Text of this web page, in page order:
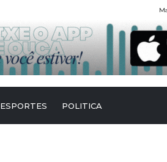
ESPORTES POLITICA